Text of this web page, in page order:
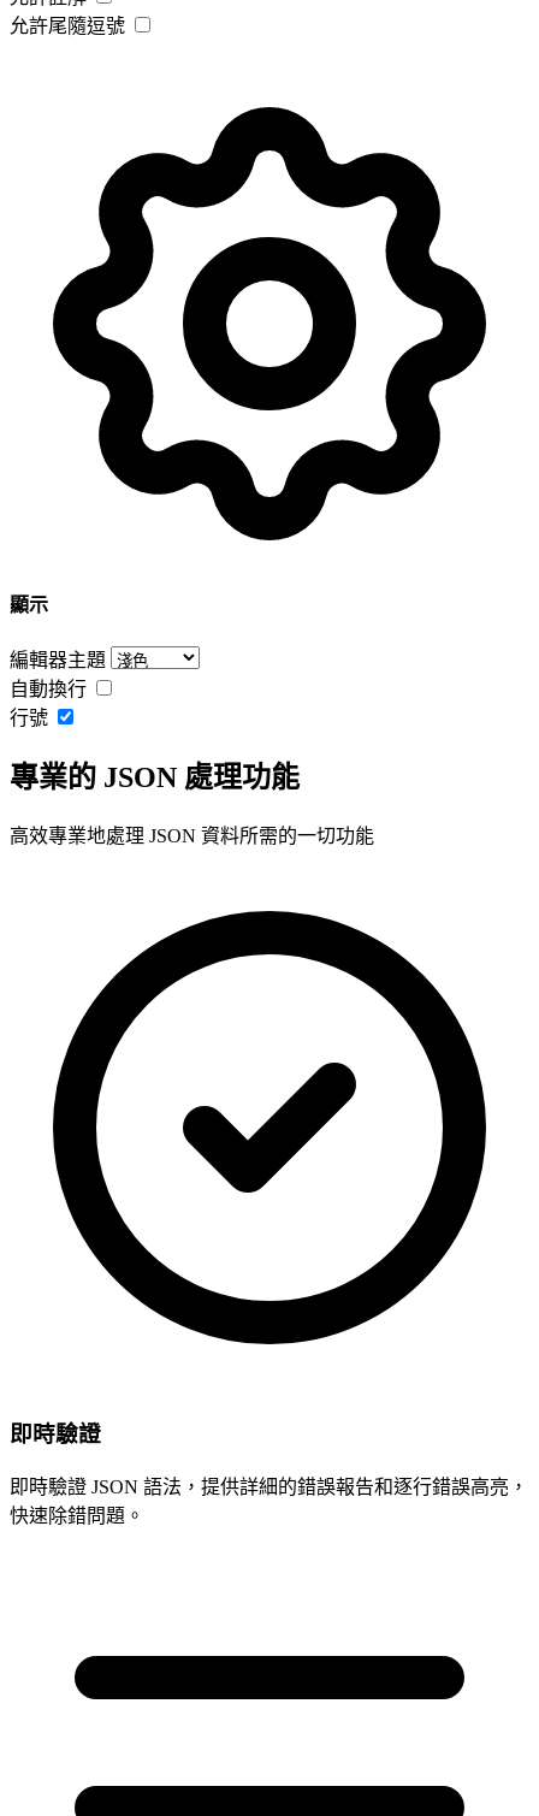
允許尾隨逗號
顯示
編輯器主題
自動換行
行號
專業的 JSON 處理功能
高效專業地處理 JSON 資料所需的一切功能
即時驗證
即時驗證 JSON 語法，提供詳細的錯誤報告和逐行錯誤高亮，
快速除錯問題。